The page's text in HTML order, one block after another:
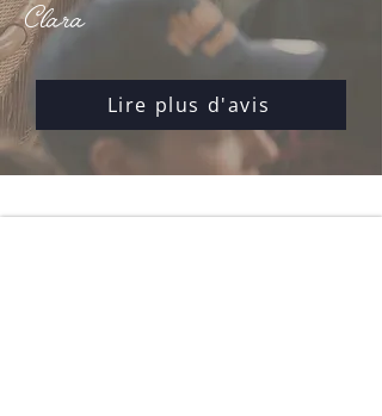
Clara
Lire plus d'avis